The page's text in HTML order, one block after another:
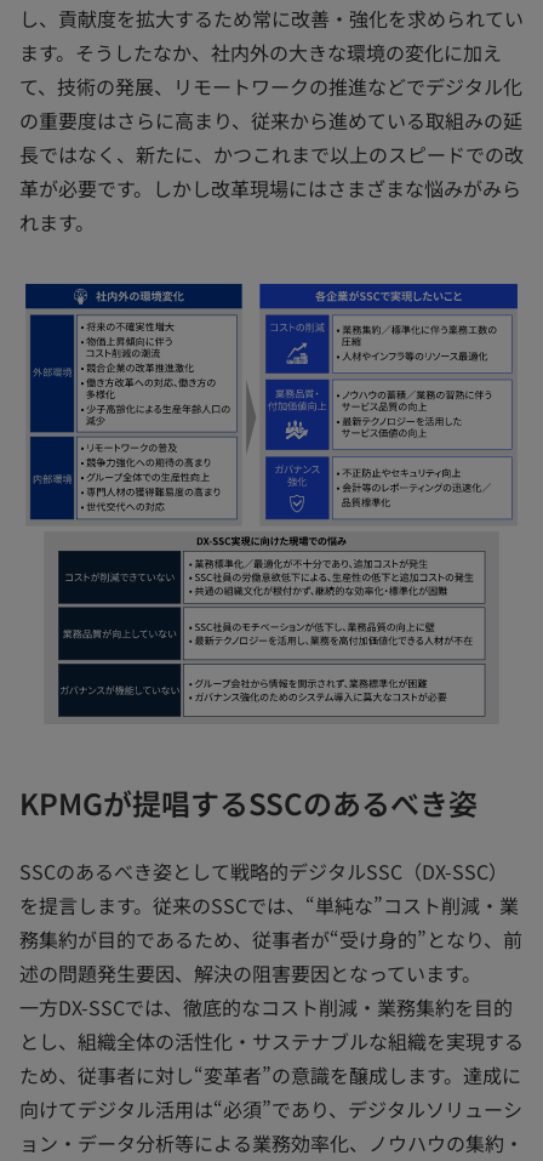
し、貢献度を拡大するため常に改善・強化を求められてい
ます。そうしたなか、社内外の大きな環境の変化に加え
て、技術の発展、リモートワークの推進などでデジタル化
の重要度はさらに高まり、従来から進めている取組みの延
長ではなく、新たに、かつこれまで以上のスピードでの改
革が必要です。しかし改革現場にはさまざまな悩みがみら
れます。
KPMGが提唱するSSCのあるべき姿
SSCのあるべき姿として戦略的デジタルSSC（DX-SSC）
を提言します。従来のSSCでは、“単純な”コスト削減・業
務集約が目的であるため、従事者が“受け身的”となり、前
述の問題発生要因、解決の阻害要因となっています。
一方DX-SSCでは、徹底的なコスト削減・業務集約を目的
とし、組織全体の活性化・サステナブルな組織を実現する
ため、従事者に対し“変革者”の意識を醸成します。達成に
向けてデジタル活用は“必須”であり、デジタルソリューシ
ョン・データ分析等による業務効率化、ノウハウの集約・